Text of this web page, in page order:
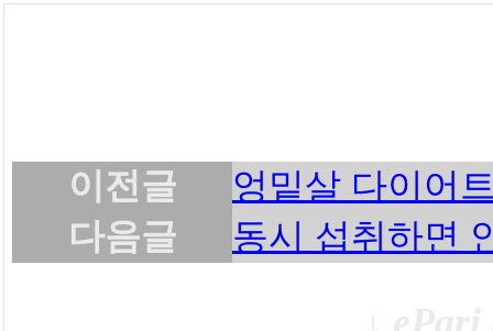
이전글
엉밑살 다이어
다음글
동시 섭취하면